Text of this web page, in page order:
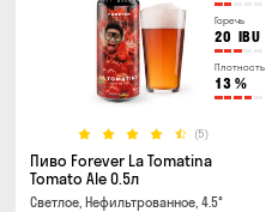
Горечь
20 IBU
Плотность
13 %
(5)
Пиво Forever La Tomatina
Tomato Ale 0.5л
Светлое, Нефильтрованное, 4.5°